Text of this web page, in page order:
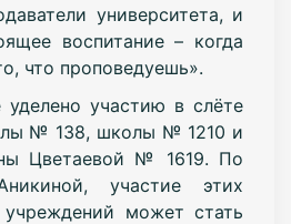
университета, и
воспитание – когда
что проповедуешь».
участию в слёте
№ 138, школы № 1210 и
Цветаевой № 1619. По
участие этих
учреждений может стать